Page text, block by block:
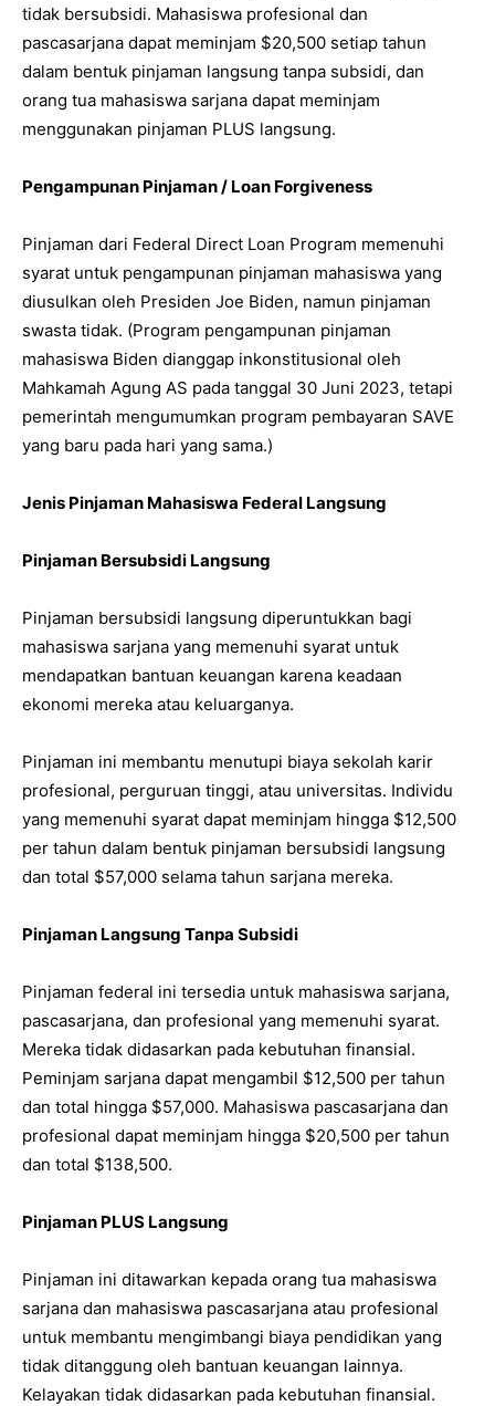
tidak bersubsidi. Mahasiswa profesional dan
pascasarjana dapat meminjam $20,500 setiap tahun
dalam bentuk pinjaman langsung tanpa subsidi, dan
orang tua mahasiswa sarjana dapat meminjam
menggunakan pinjaman PLUS langsung.
Pengampunan Pinjaman / Loan Forgiveness
Pinjaman dari Federal Direct Loan Program memenuhi
syarat untuk pengampunan pinjaman mahasiswa yang
diusulkan oleh Presiden Joe Biden, namun pinjaman
swasta tidak. (Program pengampunan pinjaman
mahasiswa Biden dianggap inkonstitusional oleh
Mahkamah Agung AS pada tanggal 30 Juni 2023, tetapi
pemerintah mengumumkan program pembayaran SAVE
yang baru pada hari yang sama.)
Jenis Pinjaman Mahasiswa Federal Langsung
Pinjaman Bersubsidi Langsung
Pinjaman bersubsidi langsung diperuntukkan bagi
mahasiswa sarjana yang memenuhi syarat untuk
mendapatkan bantuan keuangan karena keadaan
ekonomi mereka atau keluarganya.
Pinjaman ini membantu menutupi biaya sekolah karir
profesional, perguruan tinggi, atau universitas. Individu
yang memenuhi syarat dapat meminjam hingga $12,500
per tahun dalam bentuk pinjaman bersubsidi langsung
dan total $57,000 selama tahun sarjana mereka.
Pinjaman Langsung Tanpa Subsidi
Pinjaman federal ini tersedia untuk mahasiswa sarjana,
pascasarjana, dan profesional yang memenuhi syarat.
Mereka tidak didasarkan pada kebutuhan finansial.
Peminjam sarjana dapat mengambil $12,500 per tahun
dan total hingga $57,000. Mahasiswa pascasarjana dan
profesional dapat meminjam hingga $20,500 per tahun
dan total $138,500.
Pinjaman PLUS Langsung
Pinjaman ini ditawarkan kepada orang tua mahasiswa
sarjana dan mahasiswa pascasarjana atau profesional
untuk membantu mengimbangi biaya pendidikan yang
tidak ditanggung oleh bantuan keuangan lainnya.
Kelayakan tidak didasarkan pada kebutuhan finansial.